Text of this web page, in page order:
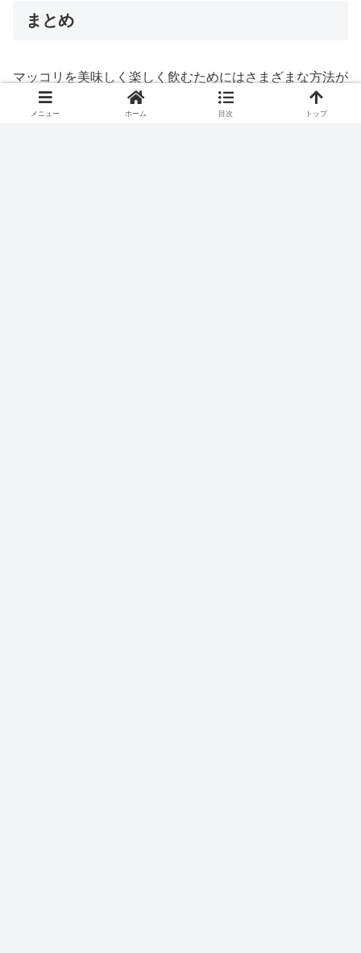
まとめ
マッコリを美味しく楽しく飲むためにはさまざまな方法が
あります。
メニュー ホーム 目次 トップ